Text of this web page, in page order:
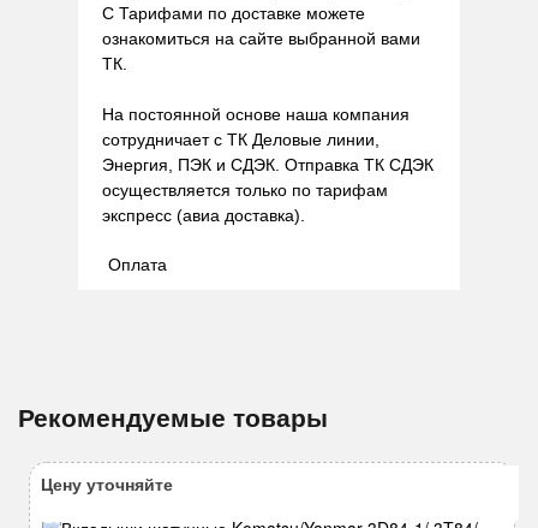
С Тарифами по доставке можете
ознакомиться на сайте выбранной вами
ТК.
На постоянной основе наша компания
сотрудничает с ТК Деловые линии,
Энергия, ПЭК и СДЭК. Отправка ТК СДЭК
осуществляется только по тарифам
экспресс (авиа доставка).
Оплата
Рекомендуемые товары
Цену уточняйте